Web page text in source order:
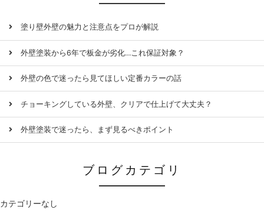
塗り壁外壁の魅力と注意点をプロが解説
外壁塗装から6年で板金が劣化…これ保証対象？
外壁の色で迷ったら見てほしい定番カラーの話
チョーキングしている外壁、クリアで仕上げて大丈夫？
外壁塗装で迷ったら、まず見るべきポイント
ブログカテゴリ
カテゴリーなし